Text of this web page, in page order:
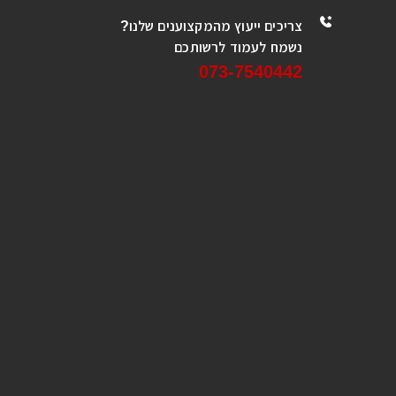
צריכים ייעוץ מהמקצוענים שלנו?
נשמח לעמוד לרשותכם
073-7540442